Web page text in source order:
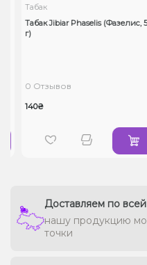
Табак
Табак Jibiar Phaselis (Фазелис, 50
г)
0 Отзывов
140₴
Доставляем по
нашу продукцию
точки